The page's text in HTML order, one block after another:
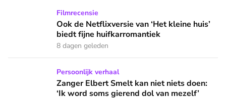
Ook de Netflixversie van ‘Het kleine huis’ biedt fijne
Filmrecensie
Ook de Netflixversie van ‘Het kleine huis’
biedt fijne huifkarromantiek
8 dagen geleden
Zanger Elbert Smelt kan niet niets doen: ‘Ik word soms
Persoonlijk verhaal
Zanger Elbert Smelt kan niet niets doen:
‘Ik word soms gierend dol van mezelf’